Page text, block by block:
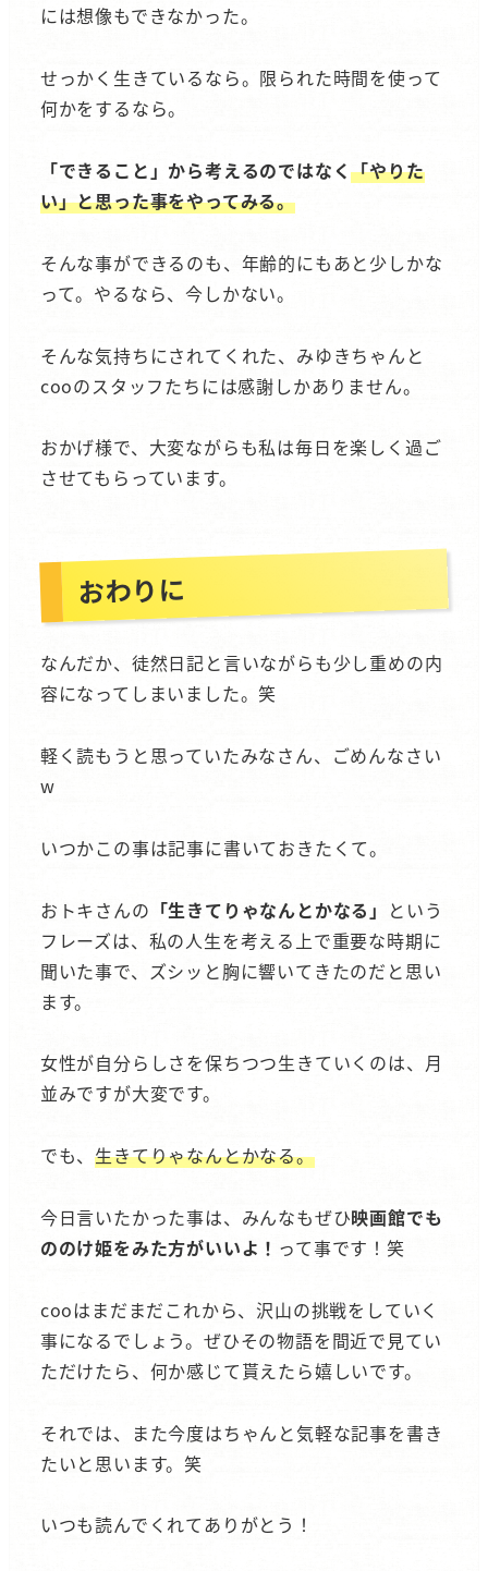
には想像もできなかった。
せっかく生きているなら。限られた時間を使って
何かをするなら。
「できること」から考えるのではなく「やりた
い」と思った事をやってみる。
そんな事ができるのも、年齢的にもあと少しかな
って。やるなら、今しかない。
そんな気持ちにされてくれた、みゆきちゃんと
cooのスタッフたちには感謝しかありません。
おかげ様で、大変ながらも私は毎日を楽しく過ご
させてもらっています。
おわりに
なんだか、徒然日記と言いながらも少し重めの内
容になってしまいました。笑
軽く読もうと思っていたみなさん、ごめんなさい
w
いつかこの事は記事に書いておきたくて。
おトキさんの 「生きてりゃなんとかなる」 という
フレーズは、私の人生を考える上で重要な時期に
聞いた事で、ズシッと胸に響いてきたのだと思い
ます。
女性が自分らしさを保ちつつ生きていくのは、月
並みですが大変です。
でも、生きてりゃなんとかなる。
今日言いたかった事は、みんなもぜひ映画館でも
ののけ姫をみた方がいいよ！ って事です！笑
cooはまだまだこれから、沢山の挑戦をしていく
事になるでしょう。ぜひその物語を間近で見てい
ただけたら、何か感じて貰えたら嬉しいです。
それでは、また今度はちゃんと気軽な記事を書き
たいと思います。笑
いつも読んでくれてありがとう！